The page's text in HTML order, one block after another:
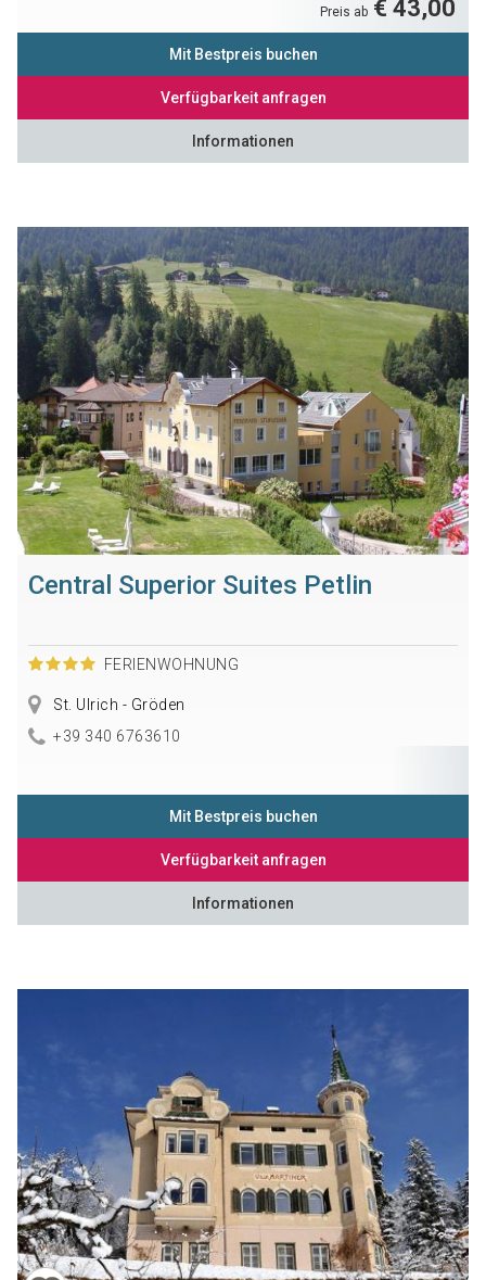
Preis ab € 43,00
Mit Bestpreis buchen
Verfügbarkeit anfragen
Informationen
Central Superior Suites Petlin
FERIENWOHNUNG
St. Ulrich - Gröden
+39 340 6763610
Mit Bestpreis buchen
Verfügbarkeit anfragen
Informationen